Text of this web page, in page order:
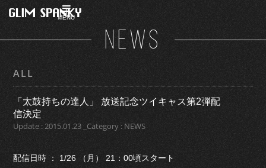
MENU
NEWS
ALL
「太鼓持ちの達人」 放送記念ツイキャス第2弾配
信決定
Update : 2015.01.23 _Category : NEWS
配信日時 ： 1/26 （月） 21：00頃スタート